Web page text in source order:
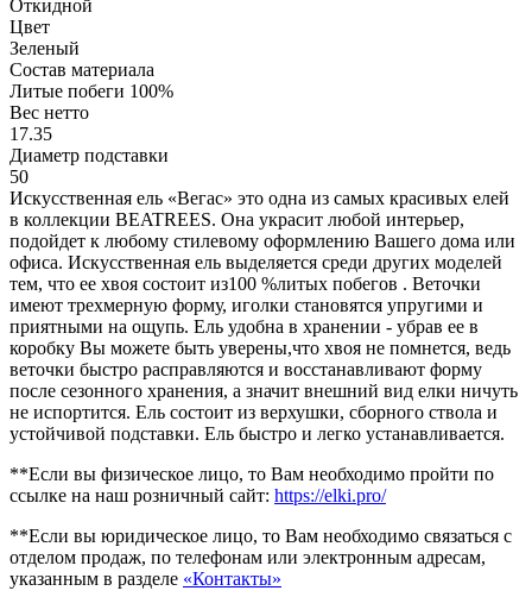
Откидной
Цвет
Зеленый
Состав материала
Литые побеги 100%
Вес нетто
17.35
Диаметр подставки
50
Искусственная ель «Вегас» это одна из самых красивых елей
в коллекции BEATREES. Она украсит любой интерьер,
подойдет к любому стилевому оформлению Вашего дома или
офиса. Искусственная ель выделяется среди других моделей
тем, что ее хвоя состоит из100 %литых побегов . Веточки
имеют трехмерную форму, иголки становятся упругими и
приятными на ощупь. Ель удобна в хранении - убрав ее в
коробку Вы можете быть уверены,что хвоя не помнется, ведь
веточки быстро расправляются и восстанавливают форму
после сезонного хранения, а значит внешний вид елки ничуть
не испортится. Ель состоит из верхушки, сборного ствола и
устойчивой подставки. Ель быстро и легко устанавливается.
**Если вы физическое лицо, то Вам необходимо пройти по
ссылке на наш розничный сайт: https://elki.pro/
**Если вы юридическое лицо, то Вам необходимо связаться с
отделом продаж, по телефонам или электронным адресам,
указанным в разделе «Контакты»